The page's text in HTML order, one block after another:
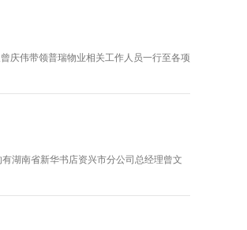
庆伟带领普瑞物业相关工作人员一行至各项
湖南省新华书店资兴市分公司总经理曾文